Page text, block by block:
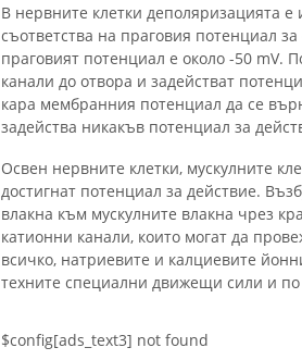
В нервните клетки деполяризацията
съответства на праговия потенциал
праговият потенциал е около -50 mV.
канали до отвора и задействат
кара мембранния потенциал да се
задейства никакъв потенциал за
Освен нервните клетки, мускулните
достигнат потенциал за действие.
влакна към мускулните влакна чрез
катионни канали, които могат да
всичко, натриевите и калциевите
техните специални движещи сили и по
$config[ads_text3] not found